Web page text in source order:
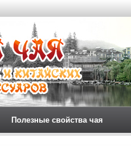
Полезные свойства чая